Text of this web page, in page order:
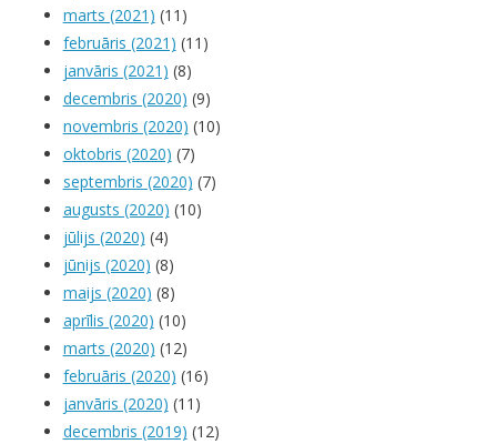
marts (2021) (11)
februāris (2021) (11)
janvāris (2021) (8)
decembris (2020) (9)
novembris (2020) (10)
oktobris (2020) (7)
septembris (2020) (7)
augusts (2020) (10)
jūlijs (2020) (4)
jūnijs (2020) (8)
maijs (2020) (8)
aprīlis (2020) (10)
marts (2020) (12)
februāris (2020) (16)
janvāris (2020) (11)
decembris (2019) (12)